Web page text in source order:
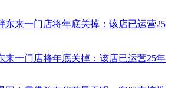
来一门店将年底关掉：该店已运营25年